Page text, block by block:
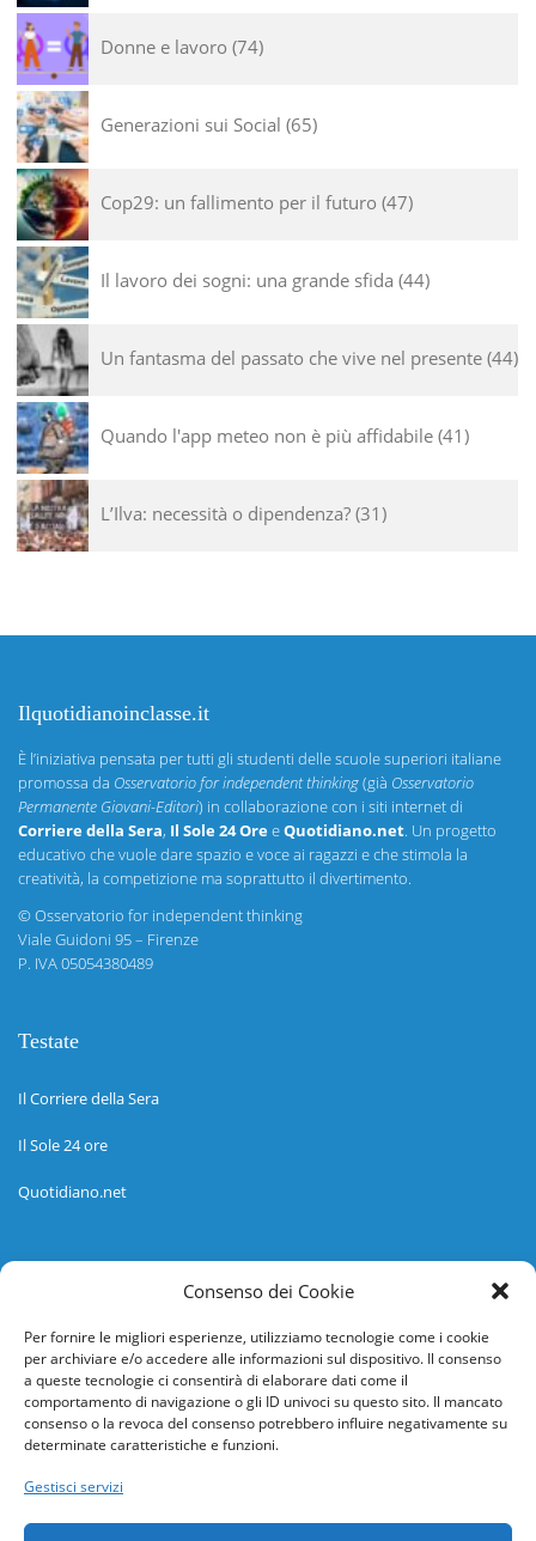
Consenso dei Cookie
Per fornire le migliori esperienze, utilizziamo tecnologie come i cookie
per archiviare e/o accedere alle informazioni sul dispositivo. Il consenso
a queste tecnologie ci consentirà di elaborare dati come il
comportamento di navigazione o gli ID univoci su questo sito. Il mancato
consenso o la revoca del consenso potrebbero influire negativamente su
determinate caratteristiche e funzioni.
Gestisci servizi
Donne e lavoro 74
Generazioni sui Social 65
Cop29: un fallimento per il futuro 47
Il lavoro dei sogni: una grande sfida 44
Un fantasma del passato che vive nel presente 44
Quando l'app meteo non è più affidabile 41
L’Ilva: necessità o dipendenza? 31
Ilquotidianoinclasse.it
È l’iniziativa pensata per tutti gli studenti delle scuole superiori italiane
promossa da Osservatorio for independent thinking(già Osservatorio
Permanente Giovani-Editori) in collaborazione con i siti internet di
Corriere della Sera, Il Sole 24 OreeQuotidiano.net. Un progetto
educativo che vuole dare spazio e voce ai ragazzi e che stimola la
creatività, la competizione ma soprattutto il divertimento.
©Osservatorio for independent thinking
Viale Guidoni 95 – Firenze
P. IVA 05054380489
Testate
Il Corriere della Sera
Il Sole 24 ore
Quotidiano.net
Informazioni
Help desk
Guida rapida